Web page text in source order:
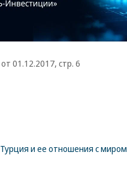
от 01.12.2017, стр. 6
Турция и ее отношения с миром